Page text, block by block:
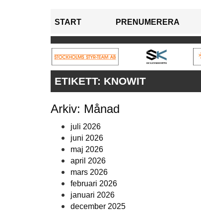
START PRENUMERERA
ETIKETT: KNOWIT
Arkiv: Månad
juli 2026
juni 2026
maj 2026
april 2026
mars 2026
februari 2026
januari 2026
december 2025